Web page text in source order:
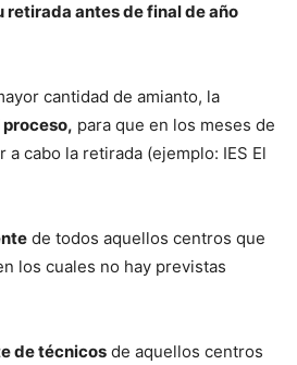
retirada antes de final de año
cantidad de amianto, la
para que en los meses de
a cabo la retirada (ejemplo: IES El
de todos aquellos centros que
los cuales no hay previstas
de técnicos de aquellos centros